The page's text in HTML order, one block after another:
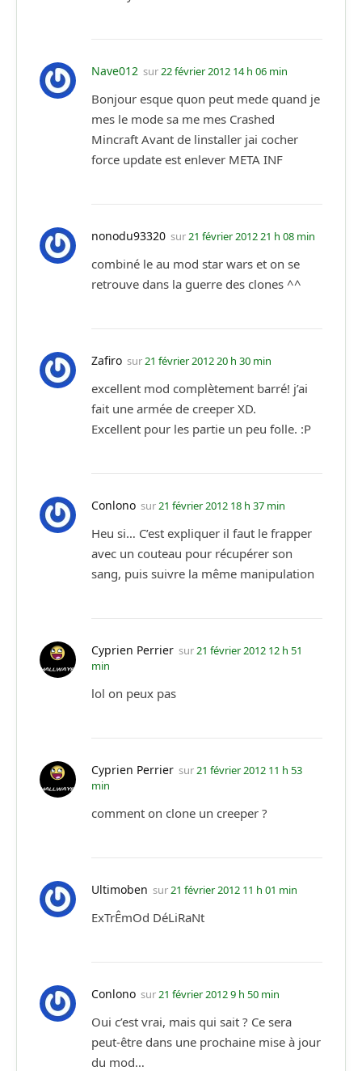
Nave012 sur22 février 2012 14 h 06 min
Bonjour esque quon peut mede quand je
mes le mode sa me mes Crashed
Mincraft Avant de linstaller jai cocher
force update est enlever META INF
nonodu93320 sur21 février 2012 21 h 08 min
combiné le au mod star wars et on se
retrouve dans la guerre des clones ^^
Zafiro sur21 février 2012 20 h 30 min
excellent mod complètement barré! j’ai
fait une armée de creeper XD.
Excellent pour les partie un peu folle. :P
Conlono sur21 février 2012 18 h 37 min
Heu si… C’est expliquer il faut le frapper
avec un couteau pour récupérer son
sang, puis suivre la même manipulation
Cyprien Perrier sur21 février 2012 12 h 51
min
lol on peux pas
Cyprien Perrier sur21 février 2012 11 h 53
min
comment on clone un creeper ?
Ultimoben sur21 février 2012 11 h 01 min
ExTrÊmOd DéLiRaNt
Conlono sur21 février 2012 9 h 50 min
Oui c’est vrai, mais qui sait ? Ce sera
peut-être dans une prochaine mise à jour
du mod…